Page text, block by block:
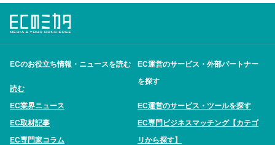
ECのお役立ち情報・ニュースを読む
読む
EC業界ニュース
EC取材記事
EC専門家コラム
EC運営のサービス・外部パートナー
を探す
EC運営のサービス・ツールを探す
EC専門ビジネスマッチング【カテゴ
リから探す】